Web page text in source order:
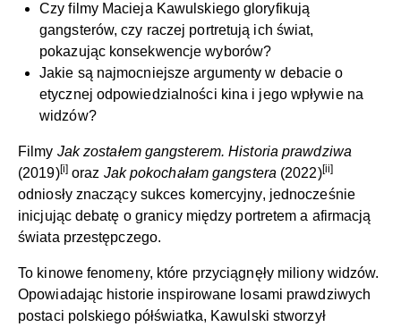
Czy filmy Macieja Kawulskiego gloryfikują
gangsterów, czy raczej portretują ich świat,
pokazując konsekwencje wyborów?
Jakie są najmocniejsze argumenty w debacie o
etycznej odpowiedzialności kina i jego wpływie na
widzów?
Filmy Jak zostałem gangsterem. Historia prawdziwa
(2019)[i]oraz Jak pokochałam gangstera (2022)[ii]
odniosły znaczący sukces komercyjny, jednocześnie
inicjując debatę o granicy między portretem a afirmacją
świata przestępczego.
To kinowe fenomeny, które przyciągnęły miliony widzów.
Opowiadając historie inspirowane losami prawdziwych
postaci polskiego półświatka, Kawulski stworzył